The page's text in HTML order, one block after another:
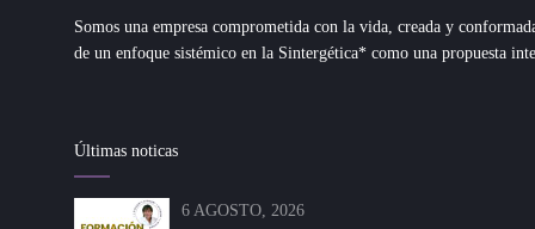
Somos una empresa comprometida con la vida, creada y
de un enfoque sistémico en la Sintergética* como una propuesta
Últimas noticas
6 AGOSTO, 2026